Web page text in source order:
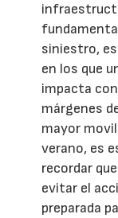
siniestro,
en los que
impacta
márgenes
mayor
verano, es
recordar
evitar el
preparada